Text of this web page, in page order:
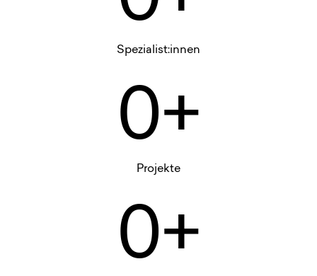
Spezialist:innen
0+
Projekte
0+